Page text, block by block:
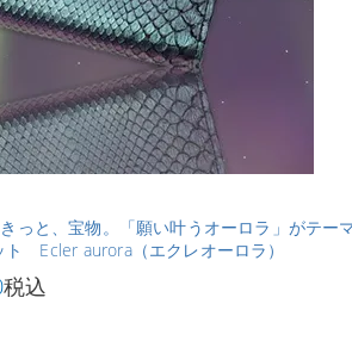
きっと、宝物。「願い叶うオーロラ」がテー
ト Ecler aurora（エクレオーロラ）
税込